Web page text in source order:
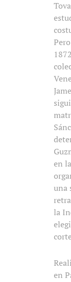
en
una
la
en